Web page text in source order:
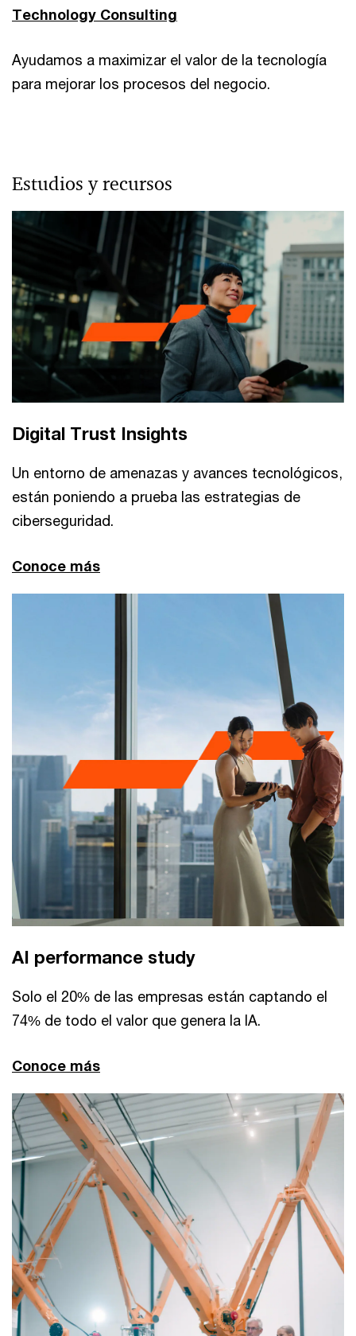
Technology Consulting
Ayudamos a maximizar el valor de la tecnología
para mejorar los procesos del negocio.
Estudios y recursos
Digital Trust Insights
Un entorno de amenazas y avances tecnológicos,
están poniendo a prueba las estrategias de
ciberseguridad.
Conoce más
AI performance study
Solo el 20% de las empresas están captando el
74% de todo el valor que genera la IA.
Conoce más